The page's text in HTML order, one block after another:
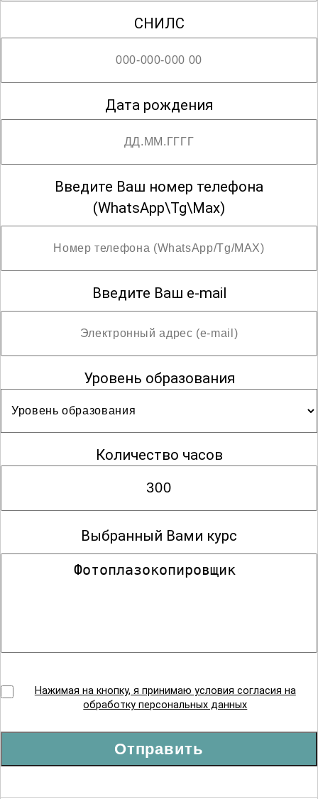
чтобы выделиться на современном
рынке визуального контента.
СНИЛС
Дата рождения
Введите Ваш номер телефона
(WhatsApp\Tg\Max)
Введите Ваш e-mail
Уровень образования
Количество часов
Выбранный Вами курс
Нажимая на кнопку, я принимаю условия согласия на
обработку персональных данных
Отправить